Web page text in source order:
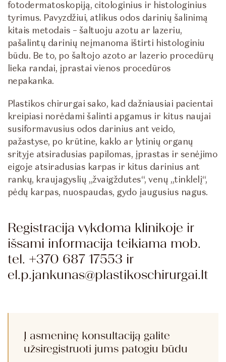
fotodermatoskopiją, citologinius ir histologinius
tyrimus. Pavyzdžiui, atlikus odos darinių šalinimą
kitais metodais – šaltuoju azotu ar lazeriu,
pašalintų darinių neįmanoma ištirti histologiniu
būdu. Be to, po šaltojo azoto ar lazerio procedūrų
lieka randai, įprastai vienos procedūros
nepakanka.
Plastikos chirurgai sako, kad dažniausiai pacientai
kreipiasi norėdami šalinti apgamus ir kitus naujai
susiformavusius odos darinius ant veido,
pažastyse, po krūtine, kaklo ar lytinių organų
srityje atsiradusias papilomas, įprastas ir senėjimo
eigoje atsiradusias karpas ir kitus darinius ant
rankų, kraujagyslių „žvaigždutes“, venų „tinklelį“,
pėdų karpas, nuospaudas, gydo įaugusius nagus.
Registracija vykdoma klinikoje ir
išsami informacija teikiama mob.
tel. +370 687 17553 ir
el.p.jankunas@plastikoschirurgai.lt
Į asmeninę konsultaciją galite
užsiregistruoti jums patogiu būdu